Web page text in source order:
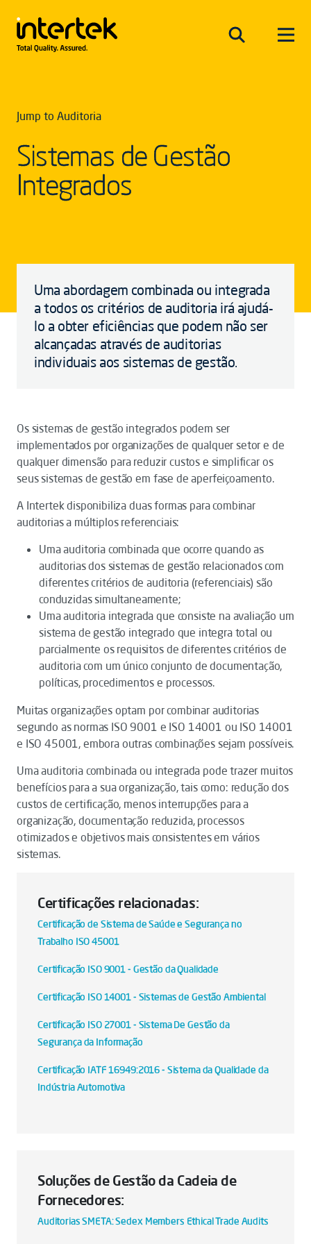
Jump to Auditoria
Sistemas de Gestão
Integrados
Uma abordagem combinada ou integrada
a todos os critérios de auditoria irá ajudá-
lo a obter eficiências que podem não ser
alcançadas através de auditorias
individuais aos sistemas de gestão.
Os sistemas de gestão integrados podem ser
implementados por organizações de qualquer setor e de
qualquer dimensão para reduzir custos e simplificar os
seus sistemas de gestão em fase de aperfeiçoamento.
A Intertek disponibiliza duas formas para combinar
auditorias a múltiplos referenciais:
Uma auditoria combinada que ocorre quando as
auditorias dos sistemas de gestão relacionados com
diferentes critérios de auditoria (referenciais) são
conduzidas simultaneamente;
Uma auditoria integrada que consiste na avaliação um
sistema de gestão integrado que integra total ou
parcialmente os requisitos de diferentes critérios de
auditoria com um único conjunto de documentação,
políticas, procedimentos e processos.
Muitas organizações optam por combinar auditorias
segundo as normas ISO 9001 e ISO 14001 ou ISO 14001
e ISO 45001, embora outras combinações sejam possíveis.
Uma auditoria combinada ou integrada pode trazer muitos
benefícios para a sua organização, tais como: redução dos
custos de certificação, menos interrupções para a
organização, documentação reduzida, processos
otimizados e objetivos mais consistentes em vários
sistemas.
Certificações relacionadas:
Certificação de Sistema de Saúde e Segurança no
Trabalho ISO 45001
Certificação ISO 9001 - Gestão da Qualidade
Certificação ISO 14001 - Sistemas de Gestão Ambiental
Certificação ISO 27001 - Sistema De Gestão da
Segurança da Informação
Certificação IATF 16949:2016 - Sistema da Qualidade da
Indústria Automotiva
Soluções de Gestão da Cadeia de
Fornecedores:
Auditorias SMETA: Sedex Members Ethical Trade Audits